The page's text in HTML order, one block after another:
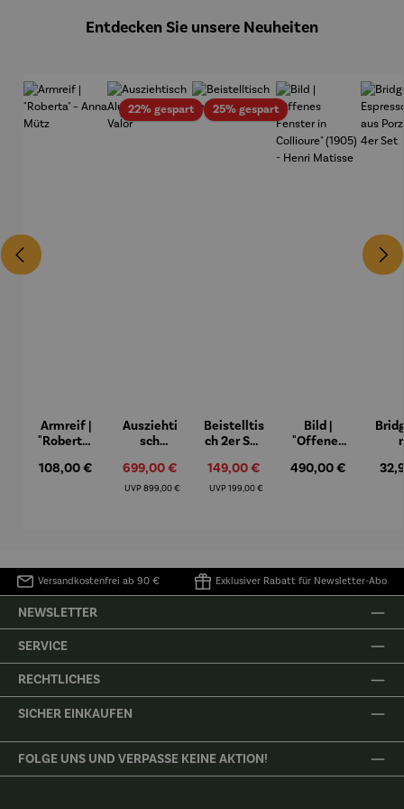
Entdecken Sie unsere Neuheiten
Armreif |
"Roberta"
Mütz
Regulärer Preis:
108,00 €
22% gespartRabatt
Ausziehti
sch
m – Valor
Verkaufspreis:
699,00 €
UVP Regulärer Preis:
899,00 €
25% gespartRabatt
Beistelltis
ch 2er Set
Verkaufspreis:
149,00 €
UVPRegulärer Preis:
199,00 €
Bild |
"Offenes
Collioure"
Regulärer Preis:
490,00 €
Versandkostenfrei ab 90 € Exklusiver Rabatt für Newsletter-Abo
NEWSLETTER
SERVICE
RECHTLICHES
SICHER EINKAUFEN
FOLGE UNS UND VERPASSE KEINE AKTION!